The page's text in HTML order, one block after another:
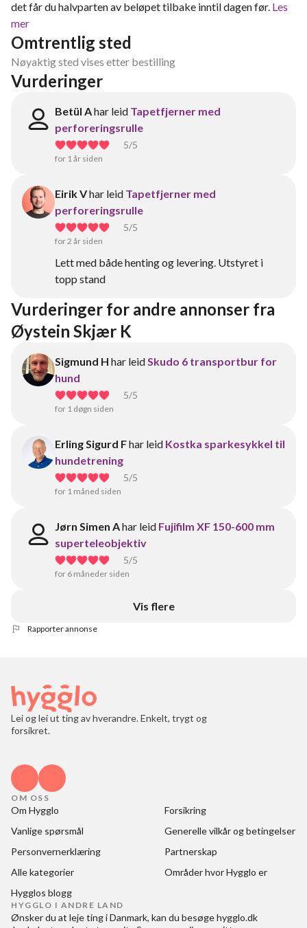
det får du halvparten av beløpet tilbake inntil dagen før. Les
mer
Omtrentlig sted
Nøyaktig sted vises etter bestilling
Vurderinger
Betül Ahar leid Tapetfjerner med
perforeringsrulle
5/5
for 1 år siden
Eirik Vhar leid Tapetfjerner med
perforeringsrulle
5/5
for 2 år siden
Lett med både henting og levering. Utstyret i
topp stand
Vurderinger for andre annonser fra
Øystein Skjær K
Sigmund H har leidSkudo 6 transportbur for
hund
5/5
for 1 døgn siden
Erling Sigurd Fhar leid Kostka sparkesykkel til
hundetrening
5/5
for 1 måned siden
Jørn Simen Ahar leid Fujifilm XF 150-600 mm
superteleobjektiv
5/5
for 6 måneder siden
Vis flere
Rapporter annonse
Lei og lei ut ting av hverandre. Enkelt, trygt og
forsikret.
OM OSS
Om Hygglo
Forsikring
Vanlige spørsmål
Generelle vilkår og betingelser
Personvernerklæring
Partnerskap
Alle kategorier
Områder hvor Hygglo er
Hygglos blogg
HYGGLO I ANDRE LAND
Ønsker du at leje ting i Danmark, kan du besøgehygglo.dk